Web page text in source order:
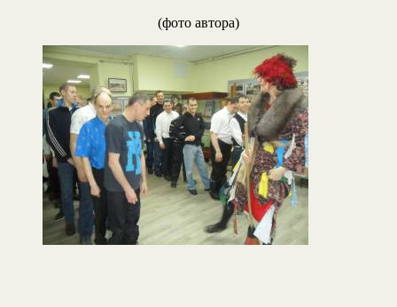
(фото автора)